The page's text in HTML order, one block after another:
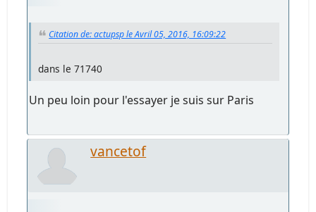
Citation de: actupsp le Avril 05, 2016, 16:09:22
dans le 71740
Un peu loin pour l'essayer je suis sur Paris
vancetof